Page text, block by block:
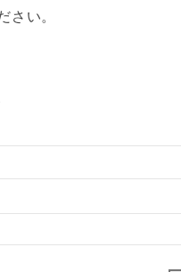
さい。